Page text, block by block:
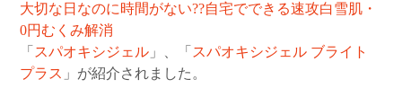
大切な日なのに時間がない??自宅でできる速攻白雪肌・
0円むくみ解消
「 スパオキシジェル 」、「 スパオキシジェル ブライト
プラス 」が紹介されました。